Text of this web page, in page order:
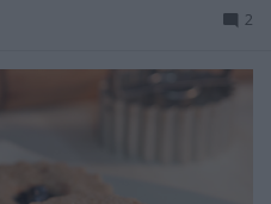
2